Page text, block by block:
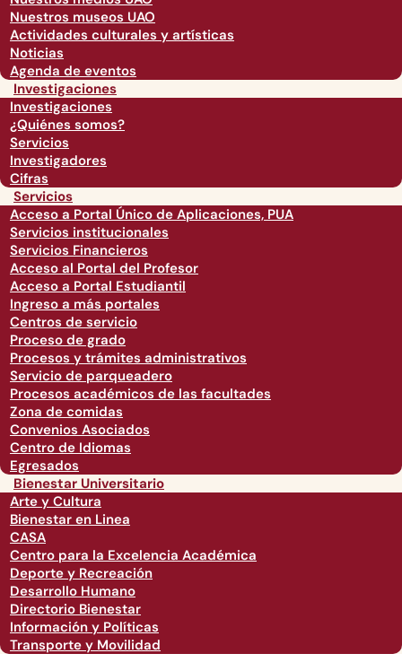
Nuestros museos UAO
Actividades culturales y artísticas
Noticias
Agenda de eventos
Investigaciones
Investigaciones
¿Quiénes somos?
Servicios
Investigadores
Cifras
Servicios
Acceso a Portal Único de Aplicaciones, PUA
Servicios institucionales
Servicios Financieros
Acceso al Portal del Profesor
Acceso a Portal Estudiantil
Ingreso a más portales
Centros de servicio
Proceso de grado
Procesos y trámites administrativos
Servicio de parqueadero
Procesos académicos de las facultades
Zona de comidas
Convenios Asociados
Centro de Idiomas
Egresados
Bienestar Universitario
Arte y Cultura
Bienestar en Linea
CASA
Centro para la Excelencia Académica
Deporte y Recreación
Desarrollo Humano
Directorio Bienestar
Información y Políticas
Transporte y Movilidad